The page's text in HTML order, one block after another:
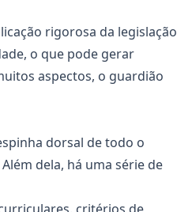
rigorosa da legislação
o que pode gerar
aspectos, o guardião
dorsal de todo o
dela, há uma série de